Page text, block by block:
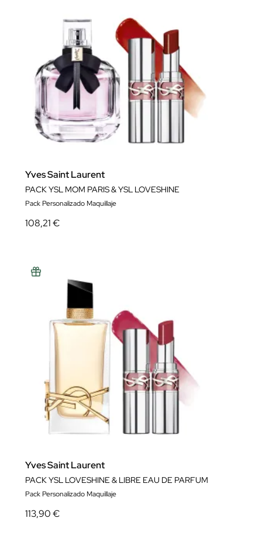
Yves Saint Laurent
PACK YSL MOM PARIS & YSL LOVESHINE
Pack Personalizado Maquillaje
108,21 €
Yves Saint Laurent
PACK YSL LOVESHINE & LIBRE EAU DE PARFUM
Pack Personalizado Maquillaje
113,90 €